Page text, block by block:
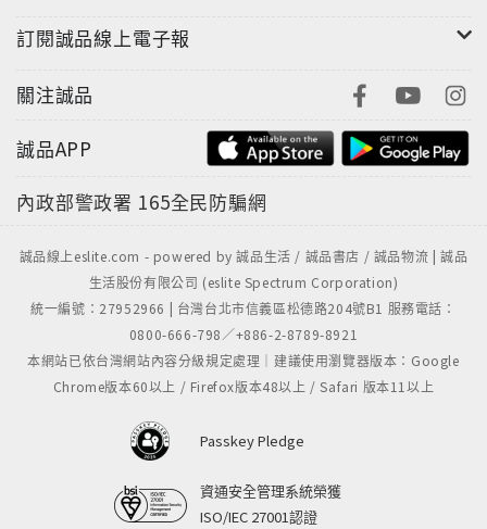
訂閱誠品線上電子報
關注誠品
誠品APP
內政部警政署 165全民防騙網
誠品線上eslite.com - powered by 誠品生活 / 誠品書店 / 誠品物流 | 誠品
生活股份有限公司 (eslite Spectrum Corporation)
統一編號：27952966 | 台灣台北市信義區松德路204號B1 服務電話：
0800-666-798／+886-2-8789-8921
本網站已依台灣網站內容分級規定處理｜建議使用瀏覽器版本：Google
Chrome版本60以上 / Firefox版本48以上 / Safari 版本11以上
Passkey Pledge
資通安全管理系統榮獲
ISO/IEC 27001認證